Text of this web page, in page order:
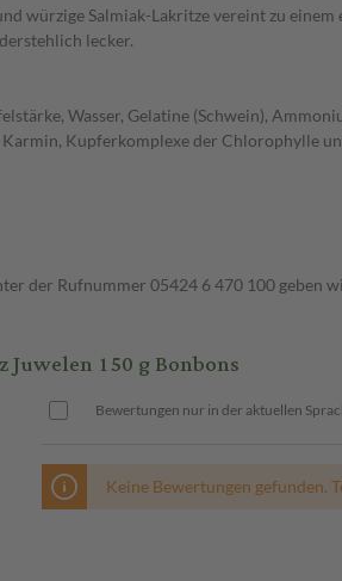
würzige Salmiak-Lakritze vereint zu
lecker.
Wasser, Gelatine (Schwein),
Kupferkomplexe der Chlorophylle
der Rufnummer 05424 6 470 100 geben
150 g Bonbons
Bewertungen nur in der aktuellen
Keine Bewertungen gefunden.